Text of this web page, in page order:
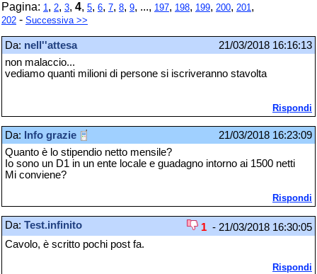
Pagina: 1, 2, 3, 4, 5, 6, 7, 8, 9, ..., 197, 198, 199, 200, 201,
202 - Successiva >>
Da: nell''attesa
21/03/2018 16:16:13
non malaccio...
vediamo quanti milioni di persone si iscriveranno stavolta
Rispondi
Da: Info grazie
21/03/2018 16:23:09
Quanto è lo stipendio netto mensile?
Io sono un D1 in un ente locale e guadagno intorno ai 1500 netti
Mi conviene?
Rispondi
Da: Test.infinito 1 - 21/03/2018 16:30:05
Cavolo, è scritto pochi post fa.
Rispondi